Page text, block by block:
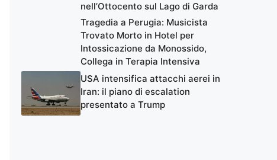
nell’Ottocento sul Lago di Garda
Tragedia a Perugia: Musicista
Trovato Morto in Hotel per
Intossicazione da Monossido,
Collega in Terapia Intensiva
USA intensifica attacchi aerei in
Iran: il piano di escalation
presentato a Trump